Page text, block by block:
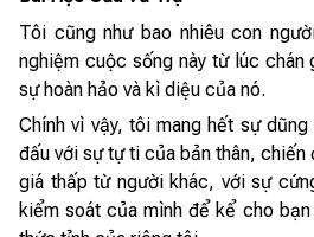
Tôi cũng như bao nhiêu con
nghiệm cuộc sống này từ lúc chán
sự hoàn hảo và kì diệu của nó.
Chính vì vậy, tôi mang hết sự
đấu với sự tự ti của bản thân, chiến
giá thấp từ người khác, với sự
kiểm soát của mình để kể cho